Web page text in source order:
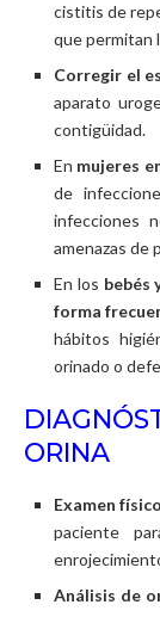
cistitis de
que permitan
Corregir el
aparato
contigüidad.
En mujeres
de
infecciones
amenazas de
En los bebés
forma
hábitos
orinado o
ORINA
Examen físico
paciente
Análisis de